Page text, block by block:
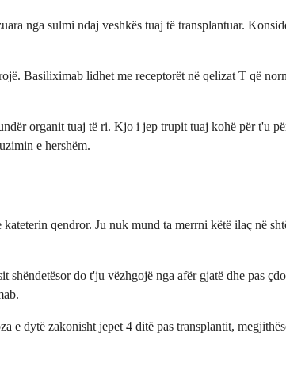
nga sulmi ndaj veshkës tuaj të transplantuar.
Basiliximab lidhet me receptorët në qelizat T që
organit tuaj të ri. Kjo i jep trupit tuaj kohë për t'u
e hershëm.
qendror. Ju nuk mund ta merrni këtë ilaç në
do t'ju vëzhgojë nga afër gjatë dhe pas
e dytë zakonisht jepet 4 ditë pas transplantit,